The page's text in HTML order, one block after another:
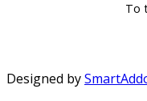
To
Designed by